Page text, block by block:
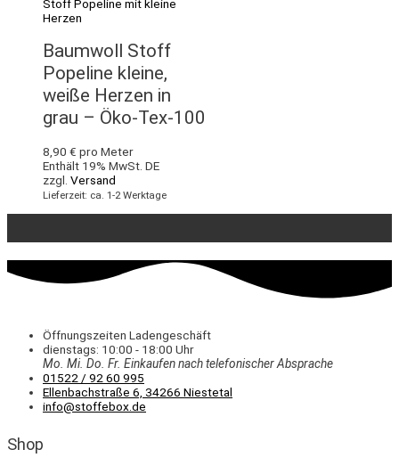
Baumwoll Stoff
Popeline kleine,
weiße Herzen in
grau – Öko-Tex-100
8,90 € pro Meter
Enthält 19% MwSt. DE
zzgl. Versand
Lieferzeit: ca. 1-2 Werktage
Öffnungszeiten Ladengeschäft
dienstags: 10:00 - 18:00 Uhr
Mo. Mi. Do. Fr. Einkaufennach telefonischer Absprache
01522 / 92 60 995
Ellenbachstraße 6, 34266 Niestetal
info@stoffebox.de
Shop